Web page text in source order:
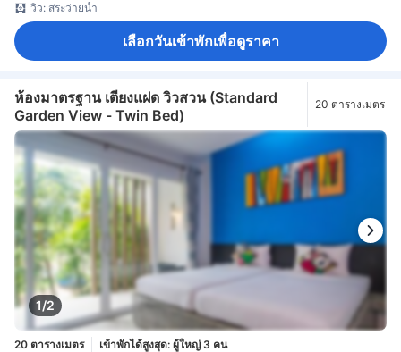
วิว: สระว่ายน้ำ
เลือกวันเข้าพักเพื่อดูราคา
ห้องมาตรฐาน เตียงแฝด วิวสวน (Standard
Garden View - Twin Bed)
20 ตารางเมตร
1/2
20 ตารางเมตร เข้าพักได้สูงสุด: ผู้ใหญ่ 3 คน